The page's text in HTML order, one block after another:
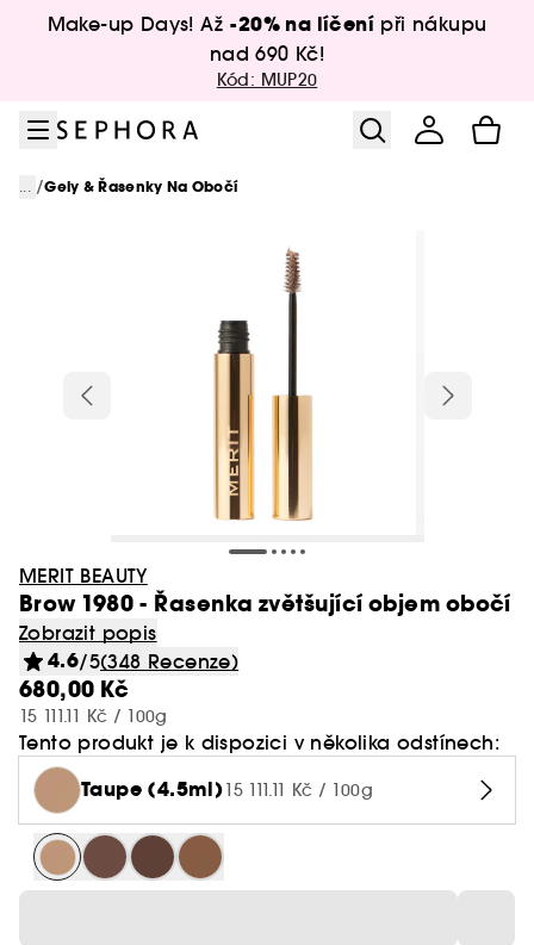
Přejít na hlavní obsah
Make-up Days! Až -20% na líčení při nákupu
nad 690 Kč!
Kód: MUP20
... /Gely & Řasenky Na Obočí
MERIT BEAUTY
Brow 1980 - Řasenka zvětšující objem obočí
Zobrazit popis
4.6/5(348 Recenze)
680,00 Kč
15 111.11 Kč / 100g
Tento produkt je k dispozici v několika odstínech:
Taupe (4.5ml)15 111.11 Kč / 100g